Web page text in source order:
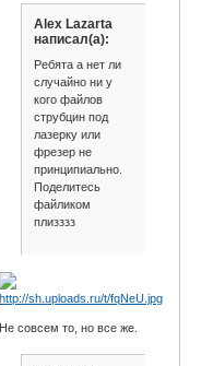
Alex Lazarta
написал(а):
Ребята а нет ли
случайно ни у
кого файлов
струбцин под
лазерку или
фрезер не
принципиально.
Поделитесь
файликом
плизззз
Не совсем то, но все же.